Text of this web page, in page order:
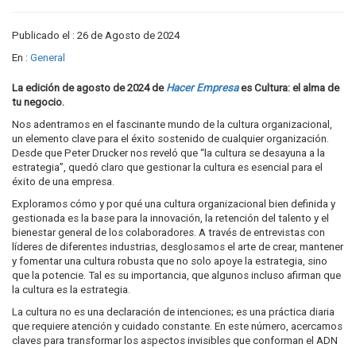
Publicado el : 26 de Agosto de 2024
En : General
La edición de agosto de 2024 de Hacer Empresa es Cultura: el alma de
tu negocio.
Nos adentramos en el fascinante mundo de la cultura organizacional,
un elemento clave para el éxito sostenido de cualquier organización.
Desde que Peter Drucker nos reveló que “la cultura se desayuna a la
estrategia”, quedó claro que gestionar la cultura es esencial para el
éxito de una empresa.
Exploramos cómo y por qué una cultura organizacional bien definida y
gestionada es la base para la innovación, la retención del talento y el
bienestar general de los colaboradores. A través de entrevistas con
líderes de diferentes industrias, desglosamos el arte de crear, mantener
y fomentar una cultura robusta que no solo apoye la estrategia, sino
que la potencie. Tal es su importancia, que algunos incluso afirman que
la cultura es la estrategia.
La cultura no es una declaración de intenciones; es una práctica diaria
que requiere atención y cuidado constante. En este número, acercamos
claves para transformar los aspectos invisibles que conforman el ADN